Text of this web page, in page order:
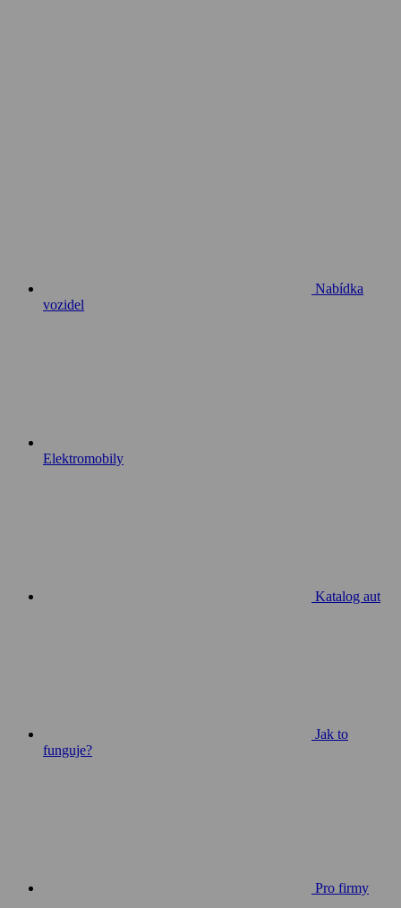
Nabídka
vozidel
Elektromobily
Katalog aut
Jak to
funguje?
Pro firmy